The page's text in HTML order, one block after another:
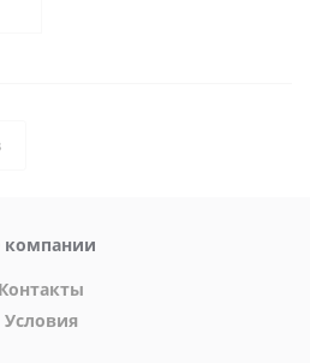
компании
Контакты
Условия